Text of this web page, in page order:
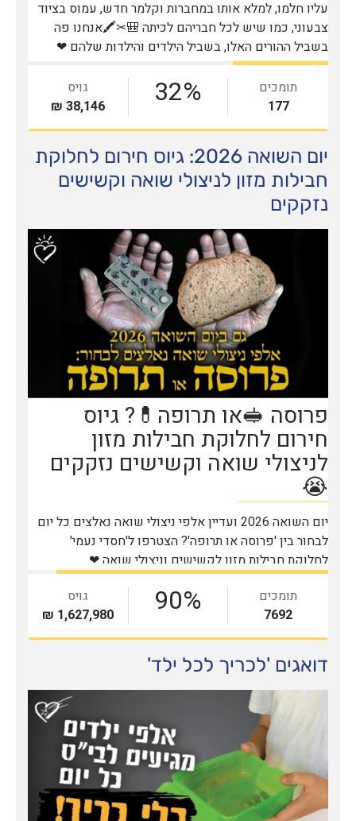
יום השואה 2026: גיוס חירום לחלוקת
חבילות מזון לניצולי שואה וקשישים
נזקקים
דואגים 'לכריך לכל ילד'